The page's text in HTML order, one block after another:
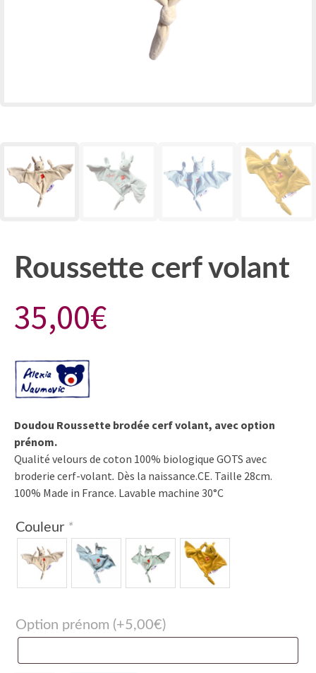
Roussette cerf volant
35,00€
Doudou Roussette brodée cerf volant, avec option
prénom.
Qualité velours de coton 100% biologique GOTS avec
broderie cerf-volant. Dès la naissance.CE. Taille 28cm.
100% Made in France. Lavable machine 30°C
Couleur *
Option prénom (+5,00€)